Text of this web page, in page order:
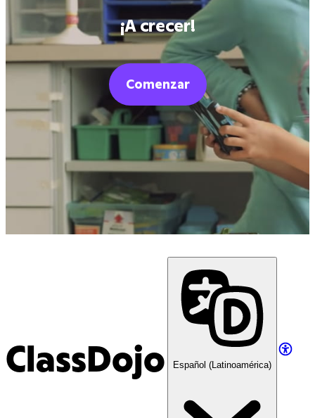
¡A crecer!
Comenzar
ClassDojo Español (Latinoamérica)